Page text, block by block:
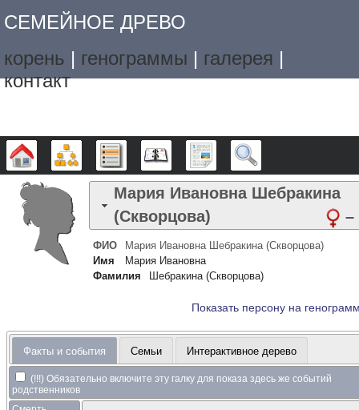
СЕМЕЙНОЕ ДРЕВО
корень | генограммы | галерея |
контакт
Дерево Графики Списки Календарь Отчёты
Мария Ивановна Шебракина
(Скворцова)
–
ФИО Мария Ивановна Шебракина (Скворцова)
Имя
Мария Ивановна
Фамилия
Шебракина (Скворцова)
Показать персону на
Факты и события Семьи Интерактивное дерево
(!!!) Обязательно включите эту галку для показа здесь же событий
родственников